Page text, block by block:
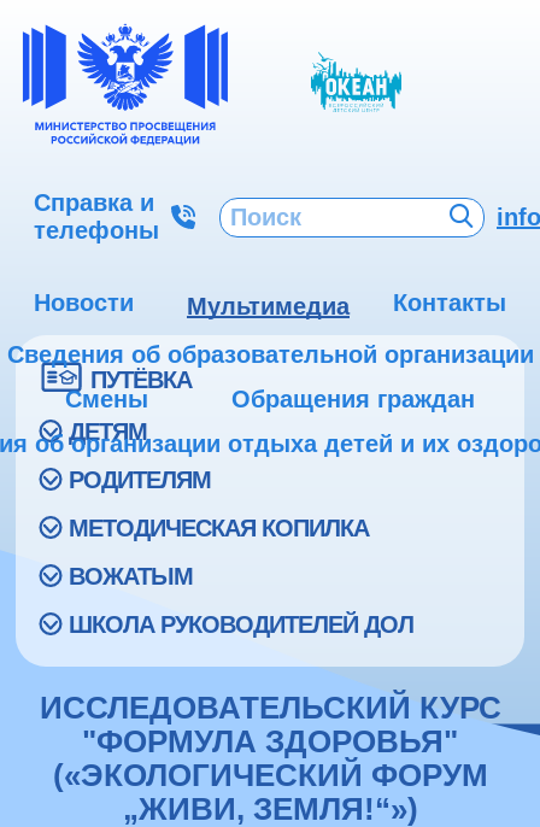
Справка и
телефоны
Новости Мультимедиа
Контакты
Сведения об образовательной организации
Смены
Обращения граждан
об организации отдыха детей и их
ПУТЁВКА
ДЕТЯМ
РОДИТЕЛЯМ
МЕТОДИЧЕСКАЯ КОПИЛКА
ВОЖАТЫМ
ШКОЛА РУКОВОДИТЕЛЕЙ ДОЛ
ИССЛЕДОВАТЕЛЬСКИЙ КУРС
"ФОРМУЛА ЗДОРОВЬЯ"
(«ЭКОЛОГИЧЕСКИЙ ФОРУМ
„ЖИВИ, ЗЕМЛЯ!“»)